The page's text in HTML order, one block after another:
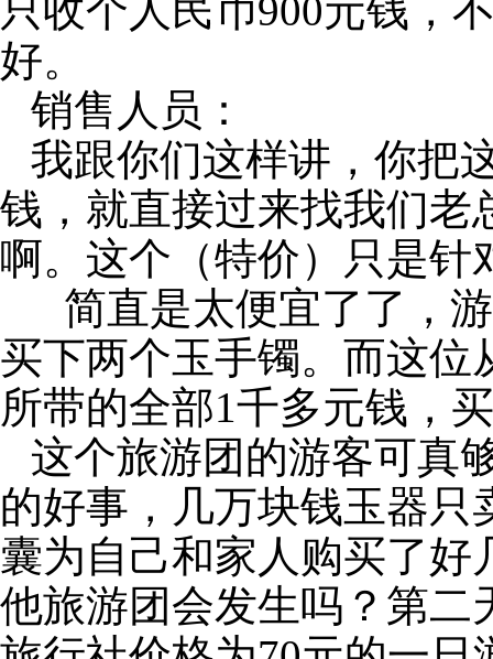
只收个人民币900元钱，
好。
销售人员：
我跟你们这样讲，你把
钱，就直接过来找我们老
啊。这个（特价）只是针
简直是太便宜了了，
买下两个玉手镯。而这位
所带的全部1千多元钱，
这个旅游团的游客可真
的好事，几万块钱玉器
囊为自己和家人购买了
他旅游团会发生吗？第二